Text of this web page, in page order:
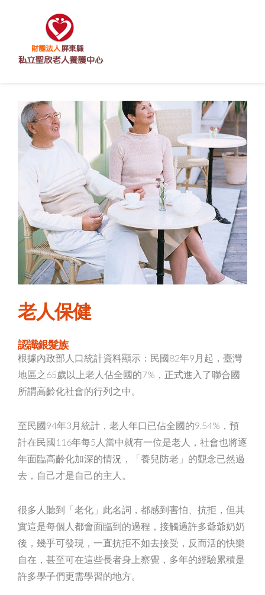
老人保健
認識銀髮族
根據內政部人口統計資料顯示：民國82年9月起，臺灣
地區之65歲以上老人佔全國的7%，正式進入了聯合國
所謂高齡化社會的行列之中。
至民國94年3月統計，老人年口已佔全國的9.54%，預
計在民國116年每5人當中就有一位是老人，社會也將逐
年面臨高齡化加深的情況，「養兒防老」的觀念已然過
去，自己才是自己的主人。
很多人聽到「老化」此名詞，都感到害怕、抗拒，但其
實這是每個人都會面臨到的過程，接觸過許多爺爺奶奶
後，幾乎可發現，一直抗拒不如去接受，反而活的快樂
自在，甚至可在這些長者身上察覺，多年的經驗累積是
許多學子們更需學習的地方。